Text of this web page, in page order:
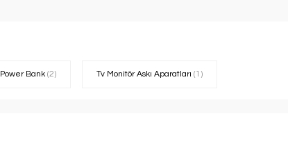
Power Bank (2) Tv Monitör Askı Aparatları (1)